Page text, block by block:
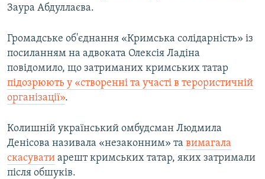
Заура Абдуллаєва.
Громадське об'єднання «Кримська солідарність» із
посиланням на адвоката Олексія Ладіна
повідомило, що затриманих кримських татар
підозрюють у «створенні та участі в терористичній
організації».
Колишній український омбудсман Людмила
Денісова називала «незаконним» та вимагала
скасувати арешт кримських татар, яких затримали
після обшуків.